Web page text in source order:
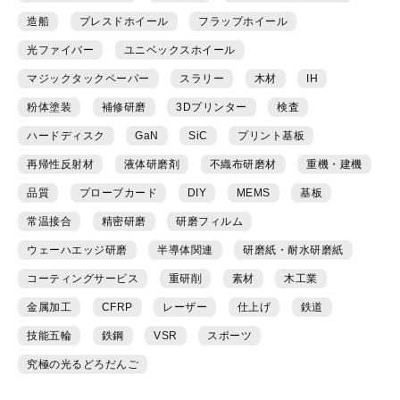
造船 プレスドホイール フラップホイール
光ファイバー ユニベックスホイール
マジックタックペーパー スラリー 木材 IH
粉体塗装 補修研磨 3Dプリンター 検査
ハードディスク GaN SiC プリント基板
再帰性反射材 液体研磨剤 不織布研磨材 重機・建機
品質 プローブカード DIY MEMS 基板
常温接合 精密研磨 研磨フィルム
ウェーハエッジ研磨 半導体関連 研磨紙・耐水研磨紙
コーティングサービス 重研削 素材 木工業
金属加工 CFRP レーザー 仕上げ 鉄道
技能五輪 鉄鋼 VSR スポーツ
究極の光るどろだんご